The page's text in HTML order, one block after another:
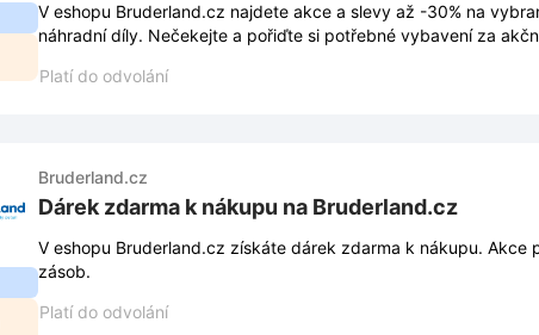
V eshopu Bruderland.cz najdete akce a slevy až -30% na
náhradní díly. Nečekejte a pořiďte si potřebné vybavení za
Platí do odvolání
Bruderland.cz
Dárek zdarma k nákupu na Bruderland.cz
V eshopu Bruderland.cz získáte dárek zdarma k nákupu. Akce
zásob.
Platí do odvolání